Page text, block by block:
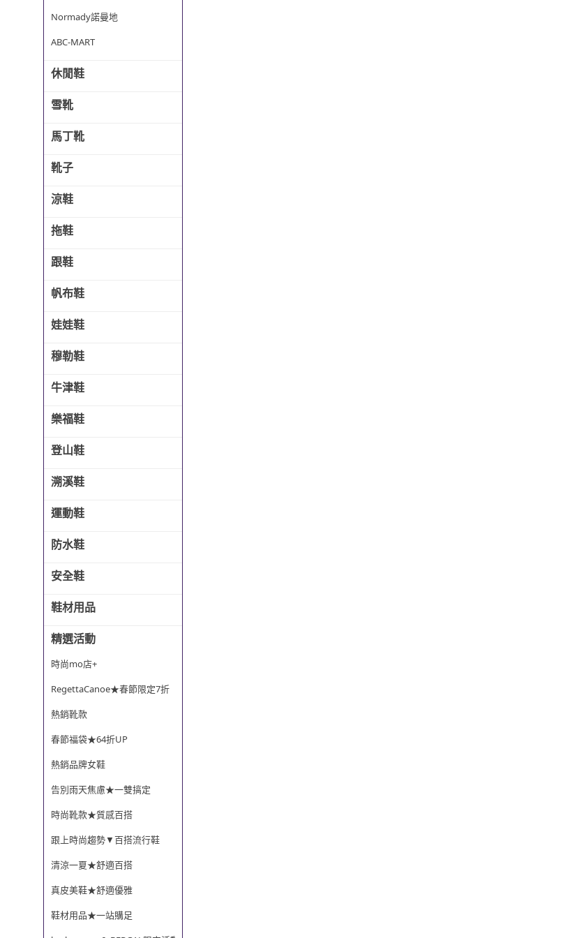
Normady諾曼地
ABC-MART
休閒鞋
雪靴
馬丁靴
靴子
涼鞋
拖鞋
跟鞋
帆布鞋
娃娃鞋
穆勒鞋
牛津鞋
樂福鞋
登山鞋
溯溪鞋
運動鞋
防水鞋
安全鞋
鞋材用品
精選活動
時尚mo店+
RegettaCanoe★春節限定7折
熱銷靴款
春節福袋★64折UP
熱銷品牌女鞋
告別雨天焦慮★一雙搞定
時尚靴款★質感百搭
跟上時尚趨勢▼百搭流行鞋
清涼一夏★舒適百搭
真皮美鞋★舒適優雅
鞋材用品★一站購足